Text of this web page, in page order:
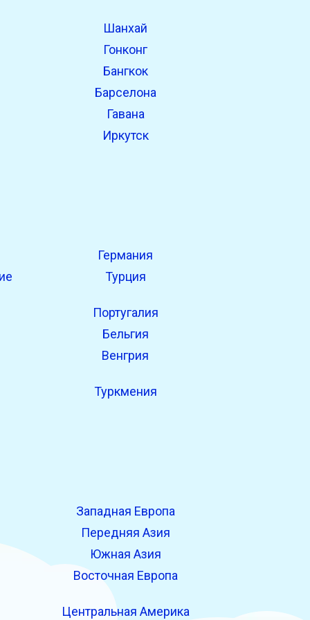
Шанхай
Гонконг
Бангкок
Барселона
Гавана
Иркутск
Германия
Турция
Португалия
Бельгия
Венгрия
Туркмения
Западная Европа
Передняя Азия
Южная Азия
Восточная Европа
Центральная Америка